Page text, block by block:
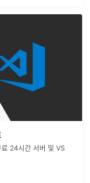
24시간 서버 및 VS